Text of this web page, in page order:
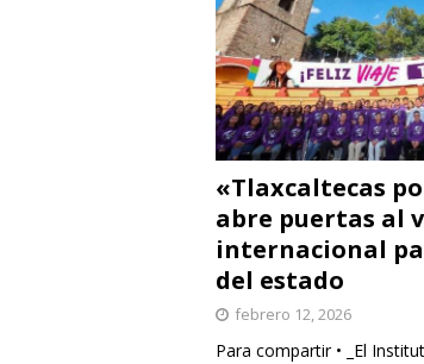
«Tlaxcaltecas
abre puertas al
internacional
del estado
febrero 12, 2026
Para compartir • _El